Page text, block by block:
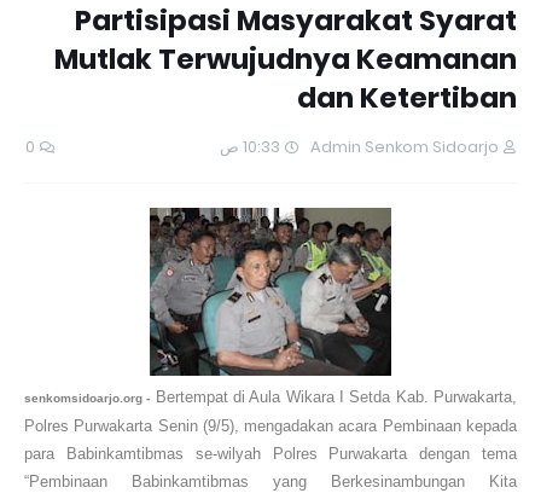
Partisipasi Masyarakat Syarat
Mutlak Terwujudnya Keamanan
dan Ketertiban
Admin Senkom Sidoarjo 10:33 ص 0
senkomsidoarjo.org -
Bertempat di Aula Wikara I Setda Kab. Purwakarta,
Polres Purwakarta Senin (9/5), mengadakan acara Pembinaan kepada
para Babinkamtibmas se-wilyah Polres Purwakarta dengan tema
“Pembinaan Babinkamtibmas yang Berkesinambungan Kita